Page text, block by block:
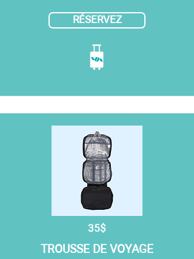
RÉSERVEZ
35$
TROUSSE DE VOYAGE